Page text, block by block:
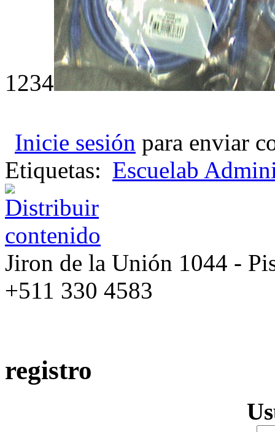
1234
Inicie sesión para enviar
Etiquetas: Escuelab
Jiron de la Unión 1044 -
+511 330 4583
registro